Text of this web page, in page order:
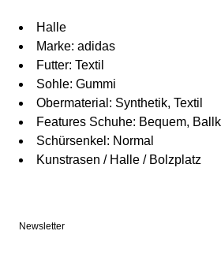
Halle
Marke: adidas
Futter: Textil
Sohle: Gummi
Obermaterial: Synthetik, Textil
Features Schuhe: Bequem,
Schürsenkel: Normal
Kunstrasen / Halle / Bolzplatz
Newsletter